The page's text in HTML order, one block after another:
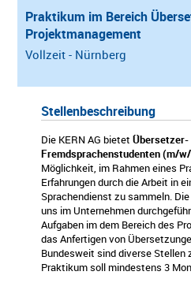
Praktikum im Bereich
Projektmanagement
Vollzeit - Nürnberg
Stellenbeschreibung
Die KERN AG bietetÜbersetzer-
Fremdsprachenstudenten (m/
Möglichkeit, im Rahmen eines
Erfahrungen durch die Arbeit in
Sprachendienst zu sammeln.
uns im Unternehmen
Aufgaben im dem Bereich des
das Anfertigen von
Bundesweit sind diverse Stellen
Praktikum soll mindestens 3